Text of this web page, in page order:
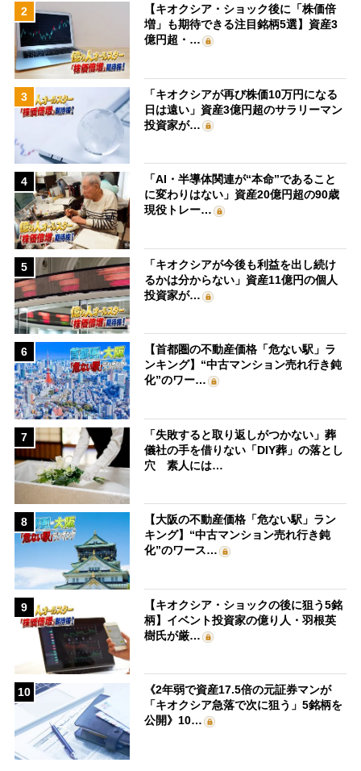
2
【キオクシア・ショック後に「株価倍
増」も期待できる注目銘柄5選】資産3
億円超・…
3
「キオクシアが再び株価10万円になる
日は遠い」資産3億円超のサラリーマン
投資家が…
4
「AI・半導体関連が“本命”であること
に変わりはない」資産20億円超の90歳
現役トレー…
5
「キオクシアが今後も利益を出し続け
るかは分からない」資産11億円の個人
投資家が…
6
【首都圏の不動産価格「危ない駅」ラ
ンキング】“中古マンション売れ行き鈍
化”のワー…
7
「失敗すると取り返しがつかない」葬
儀社の手を借りない「DIY葬」の落とし
穴 素人には…
8
【大阪の不動産価格「危ない駅」ラン
キング】“中古マンション売れ行き鈍
化”のワース…
9
【キオクシア・ショックの後に狙う5銘
柄】イベント投資家の億り人・羽根英
樹氏が厳…
10
《2年弱で資産17.5倍の元証券マンが
「キオクシア急落で次に狙う」5銘柄を
公開》10…